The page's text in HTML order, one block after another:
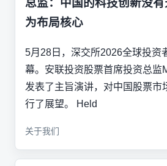
总监：中国的科技创新没
为布局核心
5月28日，深交所2026全球投资
幕。安联投资股票首席投资总监
发表了主旨演讲，对中国股票市
行了展望。 Held
关于我们